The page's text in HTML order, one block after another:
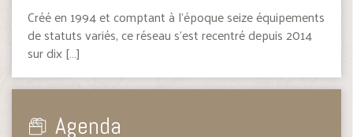
Créé en 1994 et comptant à l’époque seize équipements
de statuts variés, ce réseau s’est recentré depuis 2014
sur dix […]
Agenda